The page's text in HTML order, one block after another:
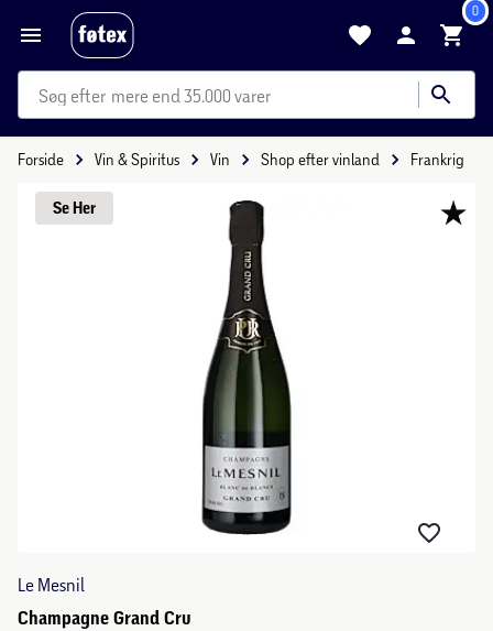
0
mere end 35.000 varer
Forside Vin & Spiritus Vin Shop efter vinland Frankrig
Se Her
Le Mesnil
Champagne Grand Cru